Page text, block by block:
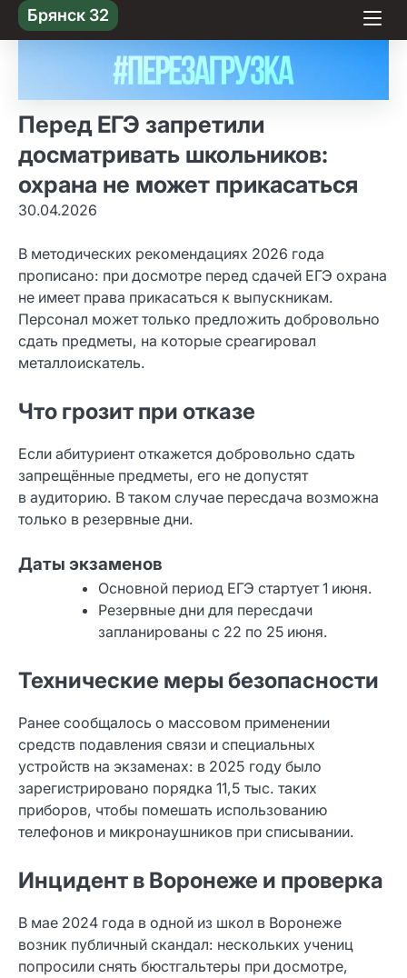
Skip
to content
Брянск 32
Перед ЕГЭ запретили
досматривать школьников:
охрана не может прикасаться
30.04.2026
В методических рекомендациях 2026 года
прописано: при досмотре перед сдачей ЕГЭ охрана
не имеет права прикасаться к выпускникам.
Персонал может только предложить добровольно
сдать предметы, на которые среагировал
металлоискатель.
Что грозит при отказе
Если абитуриент откажется добровольно сдать
запрещённые предметы, его не допустят
в аудиторию. В таком случае пересдача возможна
только в резервные дни.
Даты экзаменов
Основной период ЕГЭ стартует 1 июня.
Резервные дни для пересдачи
запланированы с 22 по 25 июня.
Технические меры безопасности
Ранее сообщалось о массовом применении
средств подавления связи и специальных
устройств на экзаменах: в 2025 году было
зарегистрировано порядка 11,5 тыс. таких
приборов, чтобы помешать использованию
телефонов и микронаушников при списывании.
Инцидент в Воронеже и проверка
В мае 2024 года в одной из школ в Воронеже
возник публичный скандал: нескольких учениц
попросили снять бюстгальтеры при досмотре,